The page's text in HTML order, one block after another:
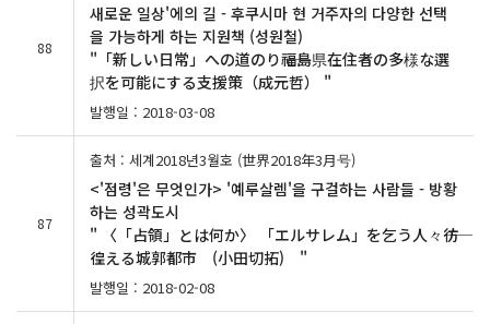
88
새로운 일상'에의 길 - 후쿠시마 현 거주자의 다양한 선택
을 가능하게 하는 지원책 (성원철)
"「新しい日常」への道のり――福島県在住者の多様な選
択を可能にする支援策（成元哲） "
발행일 : 2018-03-08
87
출처 : 세계2018년3월호 (世界2018年3月号)
<'점령'은 무엇인가> '예루살렘'을 구걸하는 사람들 - 방황
하는 성곽도시
" 〈「占領」とは何か〉 「エルサレム」を乞う人々――彷
徨える城郭都市 (小田切拓) "
발행일 : 2018-02-08